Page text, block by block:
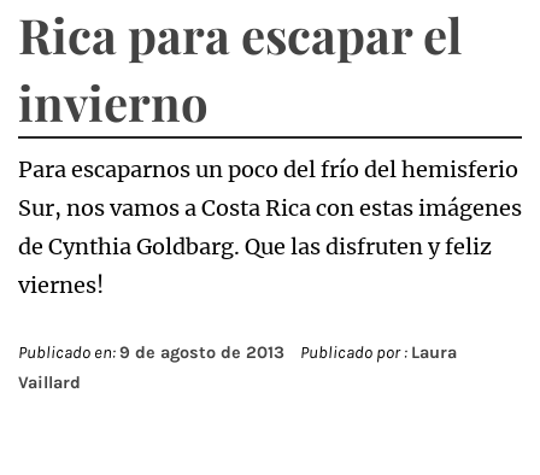
Rica para escapar el
invierno
Para escaparnos un poco del frío del hemisferio
Sur, nos vamos a Costa Rica con estas imágenes
de Cynthia Goldbarg. Que las disfruten y feliz
viernes!
Publicado en:9 de agosto de 2013 Publicado por : Laura
Vaillard